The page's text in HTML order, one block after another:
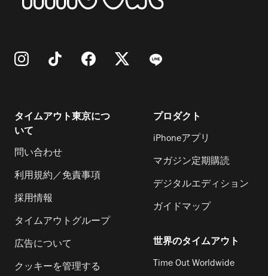
タイムアウト東京につ
いて
問い合わせ
利用規約／免責事項
採用情報
タイムアウトグループ
広告について
クッキーを管理する
プロダクト
iPhoneアプリ
マガジン定期購読
デジタルエディション
ガイドマップ
世界のタイムアウト
Time Out Worldwide